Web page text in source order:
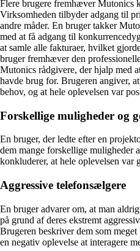
Flere brugere fremhæver Mutonics
Virksomheden tilbyder adgang til
andre måder. En bruger takker
med at få adgang til
at samle alle fakturaer, hvilket
bruger fremhæver den
Mutonics rådgivere, der hjalp med
havde brug for. Brugeren angiver,
behov, og at hele oplevelsen var
Forskellige muligheder og
En bruger, der ledte efter en
dem mange forskellige muligheder
konkluderer, at hele oplevelsen var
Aggressive telefonsælgere
En bruger advarer om, at man
på grund af deres ekstremt
Brugeren beskriver dem som
en negativ oplevelse at interagere